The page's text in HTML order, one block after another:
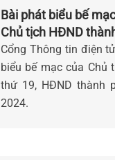
Bài phát biểu bế
Chủ tịch HĐND
Cổng Thông tin điện
biểu bế mạc của Chủ
thứ 19, HĐND thành
2024.